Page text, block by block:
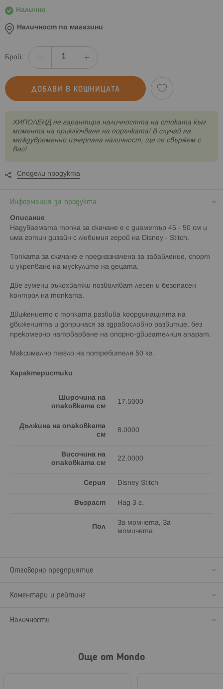
Налично
Наличност по магазини
Брой:
ДОБАВИ В КОШНИЦАТА
XИПОЛЕНД не гарантира наличността на стоката към
момента на приключване на поръчката! В случай на
междувременно изчерпана наличност, ще се свържем с
Вас!
Сподели продукта
Информация за продукта
Описание
Надуваемата топка за скачане е с диаметър 45 - 50 см и
има готин дизайн с любимия герой на Disney - Stitch.
Топката за скачане е предназначена за забавление, спорт
и укрепване на мускулите на децата.
Две гумени ръкохватки позволяват лесен и безопасен
контрол на топката.
Движението с топката развива координацията на
движенията и допринася за здравословно развитие, без
прекомерно натоварване на опорно-двигателния апарат.
Максимално тегло на потребителя 50 кг.
Характеристики
Широчина на
опаковката см
17.5000
Дължина на опаковката
см
8.0000
Височина на
опаковката см
22.0000
Серия Disney Stitch
Възраст Над 3 г.
Пол
За момчета, За
момичета
Отговорно предприятие
Коментари и рейтинг
Наличности
Още от Mondo